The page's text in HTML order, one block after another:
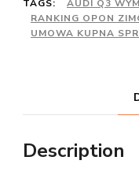
TAGS:
AUDI Q3
RANKING OPON
UMOWA KUPNA
Description